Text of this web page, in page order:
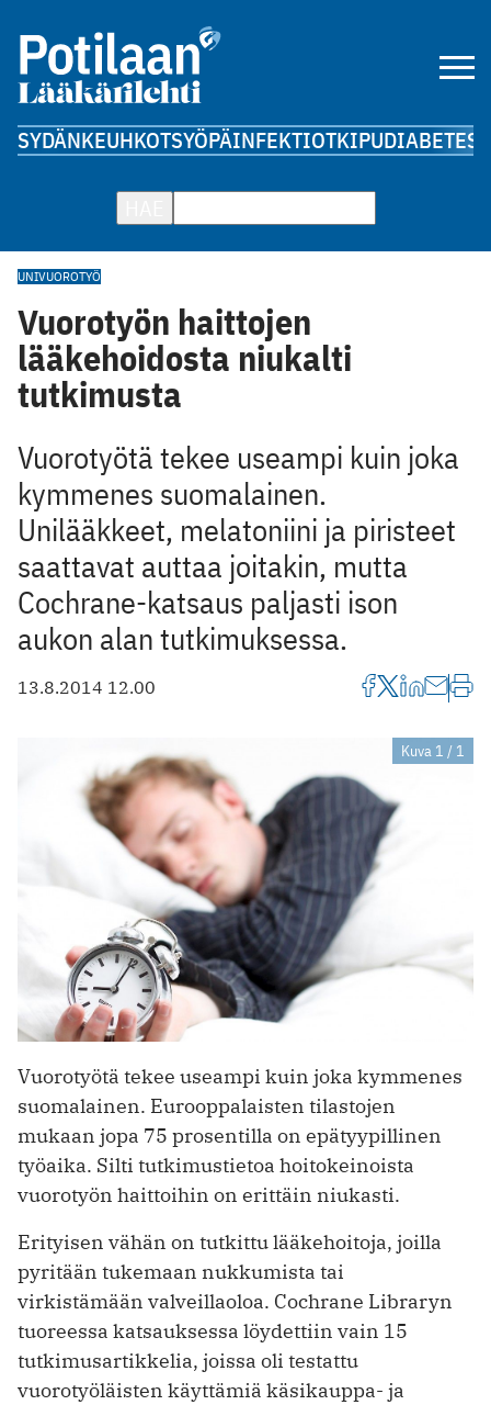
SYDÄNKEUHKOTSYÖPÄINFEKTIOTKIPUDIABETES
UNIVUOROTYÖ
Vuorotyön haittojen
lääkehoidosta niukalti
tutkimusta
Vuorotyötä tekee useampi kuin joka
kymmenes suomalainen.
Unilääkkeet, melatoniini ja piristeet
saattavat auttaa joitakin, mutta
Cochrane-katsaus paljasti ison
aukon alan tutkimuksessa.
13.8.2014 12.00
Kuva 1 / 1
Vuorotyötä tekee useampi kuin joka kymmenes
suomalainen. Eurooppalaisten tilastojen
mukaan jopa 75 prosentilla on epätyypillinen
työaika. Silti tutkimustietoa hoitokeinoista
vuorotyön haittoihin on erittäin niukasti.
Erityisen vähän on tutkittu lääkehoitoja, joilla
pyritään tukemaan nukkumista tai
virkistämään valveillaoloa. Cochrane Libraryn
tuoreessa katsauksessa löydettiin vain 15
tutkimusartikkelia, joissa oli testattu
vuorotyöläisten käyttämiä käsikauppa- ja